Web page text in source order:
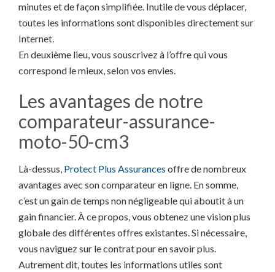
minutes et de façon simplifiée. Inutile de vous déplacer,
toutes les informations sont disponibles directement sur
Internet.
En deuxième lieu, vous souscrivez à l’offre qui vous
correspond le mieux, selon vos envies.
Les avantages de notre
comparateur-assurance-
moto-50-cm3
Là-dessus, Protect Plus Assurances offre de nombreux
avantages avec son comparateur en ligne. En somme,
c’est un gain de temps non négligeable qui aboutit à un
gain financier. À ce propos, vous obtenez une vision plus
globale des différentes offres existantes. Si nécessaire,
vous naviguez sur le contrat pour en savoir plus.
Autrement dit, toutes les informations utiles sont